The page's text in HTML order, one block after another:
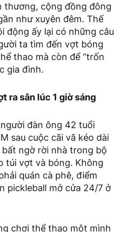
thương, cộng đồng đông
như xuyên đêm. Thế
động ấy lại có những câu
ta tìm đến vợt bóng
thao mà còn để “trốn
gia đình.
ra sân lúc 1 giờ sáng
đàn ông 42 tuổi
sau cuộc cãi vã kéo dài
ngờ rời nhà trong bộ
túi vợt và bóng. Không
quán cà phê, điểm
pickleball mở cửa 24/7 ở
chơi thể thao một mình